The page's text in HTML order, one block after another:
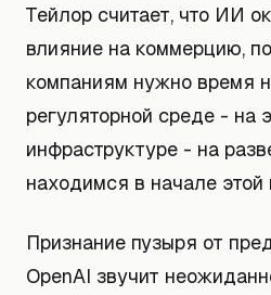
Тейлор считает, что ИИ
влияние на коммерцию,
компаниям нужно время
регуляторной среде - на
инфраструктуре - на
находимся в начале этой
Признание пузыря от
OpenAI звучит